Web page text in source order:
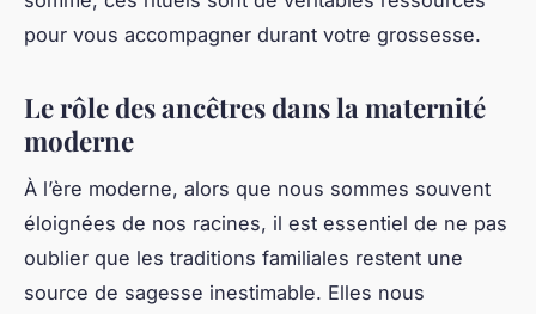
pour vous accompagner durant votre grossesse.
Le rôle des ancêtres dans la maternité
moderne
À l’ère moderne, alors que nous sommes souvent
éloignées de nos racines, il est essentiel de ne pas
oublier que les traditions familiales restent une
source de sagesse inestimable. Elles nous